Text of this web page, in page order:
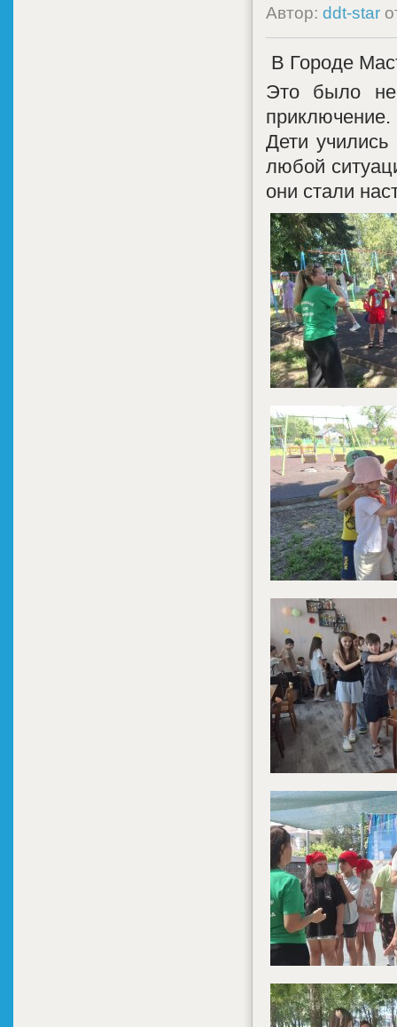
Автор: ddt-star
В Городе
Это было не
приключение.
Дети
любой
они стали